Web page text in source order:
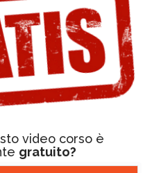
video corso è
gratuito?